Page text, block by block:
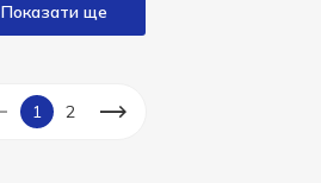
Показати ще
1 2